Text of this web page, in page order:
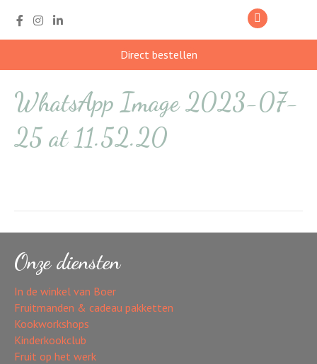
Direct bestellen
WhatsApp Image 2023-07-
25 at 11.52.20
Onze diensten
In de winkel van Boer
Fruitmanden & cadeau pakketten
Kookworkshops
Kinderkookclub
Fruit op het werk